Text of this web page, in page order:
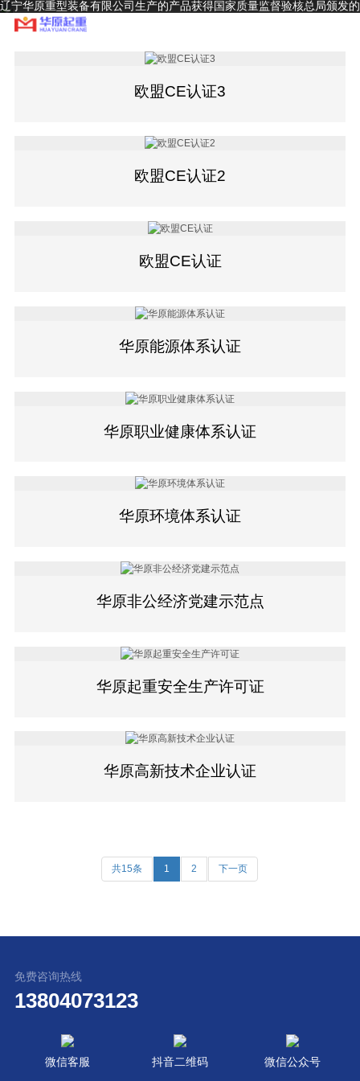
辽宁华原重型装备有限公司生产的产品获得国家质量监督验核总局颁发的
A级起重机生产制造许可证和安装、改造、维修许可证，并通过ISO9001
欧盟CE认证3
欧盟CE认证2
欧盟CE认证
华原能源体系认证
华原职业健康体系认证
华原环境体系认证
华原非公经济党建示范点
华原起重安全生产许可证
华原高新技术企业认证
共15条 1 2 下一页
免费咨询热线
13804073123
微信客服 抖音二维码 微信公众号